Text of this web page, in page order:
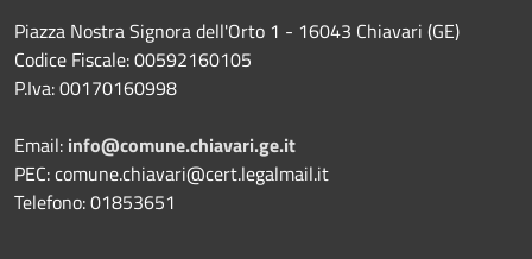
Piazza Nostra Signora dell'Orto 1 - 16043 Chiavari (GE)
Codice Fiscale: 00592160105
P.Iva: 00170160998
Email: info@comune.chiavari.ge.it
PEC: comune.chiavari@cert.legalmail.it
Telefono: 01853651